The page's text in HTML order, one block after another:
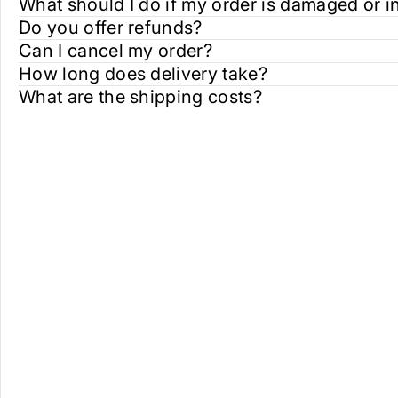
Do you offer refunds?
Can I cancel my order?
How long does delivery take?
What are the shipping costs?